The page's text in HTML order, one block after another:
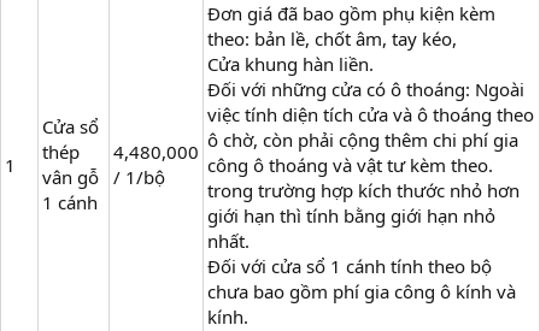
1
Cửa sổ
thép
vân gỗ
1 cánh
4,480,000
/ 1/bộ
Đơn giá đã bao gồm phụ kiện kèm
theo: bản lề, chốt âm, tay kéo,
Cửa khung hàn liền.
Đối với những cửa có ô thoáng: Ngoài
việc tính diện tích cửa và ô thoáng theo
ô chờ, còn phải cộng thêm chi phí gia
công ô thoáng và vật tư kèm theo.
trong trường hợp kích thước nhỏ hơn
giới hạn thì tính bằng giới hạn nhỏ
nhất.
Đối với cửa sổ 1 cánh tính theo bộ
chưa bao gồm phí gia công ô kính và
kính.